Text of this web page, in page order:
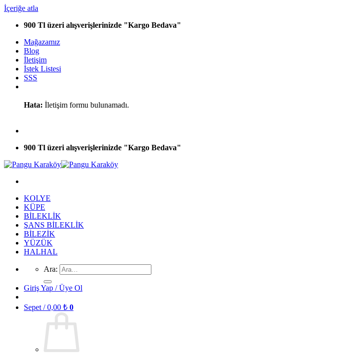
İçeriğe atla
900 Tl üzeri alışverişlerinizde "Kargo Bedava"
Mağazamız
Blog
İletişim
İstek Listesi
SSS
Hata: İletişim formu bulunamadı.
900 Tl üzeri alışverişlerinizde "Kargo Bedava"
KOLYE
KÜPE
BİLEKLİK
ŞANS BİLEKLİK
BİLEZİK
YÜZÜK
HALHAL
Ara:
Giriş Yap / Üye Ol
Sepet /0,00 ₺ 0